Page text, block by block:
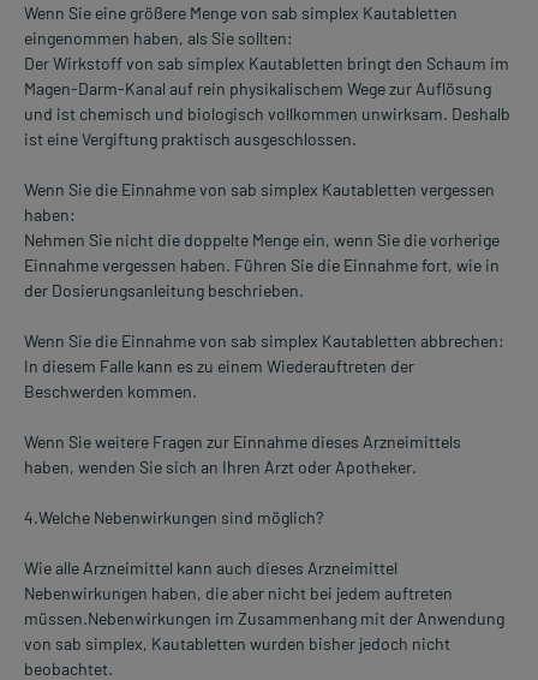
Wenn Sie eine größere Menge von sab simplex Kautabletten
eingenommen haben, als Sie sollten:
Der Wirkstoff von sab simplex Kautabletten bringt den Schaum im
Magen-Darm-Kanal auf rein physikalischem Wege zur Auflösung
und ist chemisch und biologisch vollkommen unwirksam. Deshalb
ist eine Vergiftung praktisch ausgeschlossen.
Wenn Sie die Einnahme von sab simplex Kautabletten vergessen
haben:
Nehmen Sie nicht die doppelte Menge ein, wenn Sie die vorherige
Einnahme vergessen haben. Führen Sie die Einnahme fort, wie in
der Dosierungsanleitung beschrieben.
Wenn Sie die Einnahme von sab simplex Kautabletten abbrechen:
In diesem Falle kann es zu einem Wiederauftreten der
Beschwerden kommen.
Wenn Sie weitere Fragen zur Einnahme dieses Arzneimittels
haben, wenden Sie sich an Ihren Arzt oder Apotheker.
4.Welche Nebenwirkungen sind möglich?
Wie alle Arzneimittel kann auch dieses Arzneimittel
Nebenwirkungen haben, die aber nicht bei jedem auftreten
müssen.Nebenwirkungen im Zusammenhang mit der Anwendung
von sab simplex, Kautabletten wurden bisher jedoch nicht
beobachtet.